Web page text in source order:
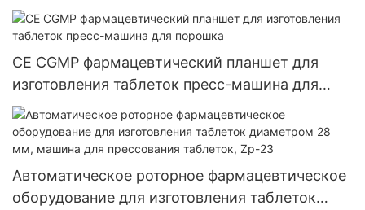
прессования таблеток
CE CGMP фармацевтический планшет для
изготовления таблеток пресс-машина для
порошка
Автоматическое роторное фармацевтическое
оборудование для изготовления таблеток